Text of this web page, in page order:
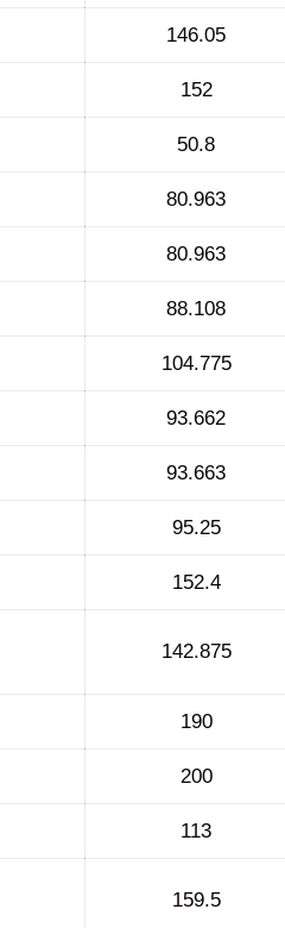
146.05
152
50.8
80.963
80.963
88.108
104.775
93.662
93.663
95.25
152.4
142.875
190
200
113
159.5